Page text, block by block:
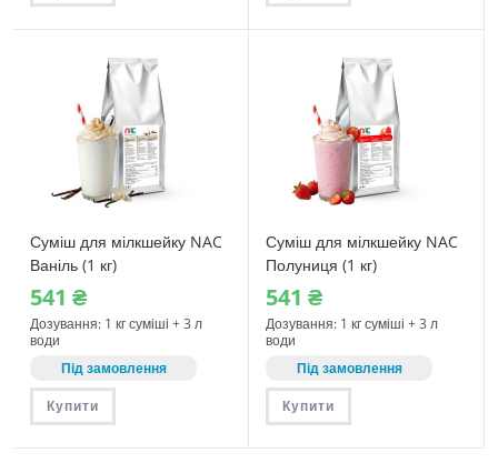
Суміш для мілкшейку NAC
Ваніль (1 кг)
541₴
Дозування: 1 кг суміші + 3 л
води
Під замовлення
Купити
Суміш для мілкшейку NAC
Полуниця (1 кг)
541 ₴
Дозування: 1 кг суміші + 3 л
води
Під замовлення
Купити